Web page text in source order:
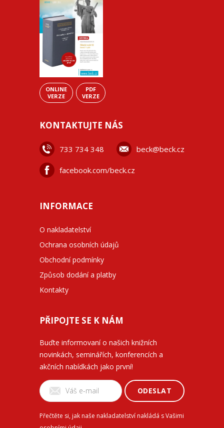
ONLINE
VERZE
PDF
VERZE
KONTAKTUJTE NÁS
733 734 348 beck@beck.cz
facebook.com/beck.cz
INFORMACE
O nakladatelství
Ochrana osobních údajů
Obchodní podmínky
Způsob dodání a platby
Kontakty
PŘIPOJTE SE K NÁM
Buďte informovaní o našich knižních
novinkách, seminářích, konferencích a
akčních nabídkách jako první!
ODESLAT
Přečtěte si, jak naše nakladatelství nakládá s Vašimi